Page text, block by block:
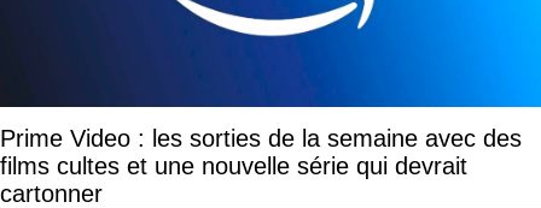
Prime Video : les sorties de la semaine avec des
films cultes et une nouvelle série qui devrait
cartonner